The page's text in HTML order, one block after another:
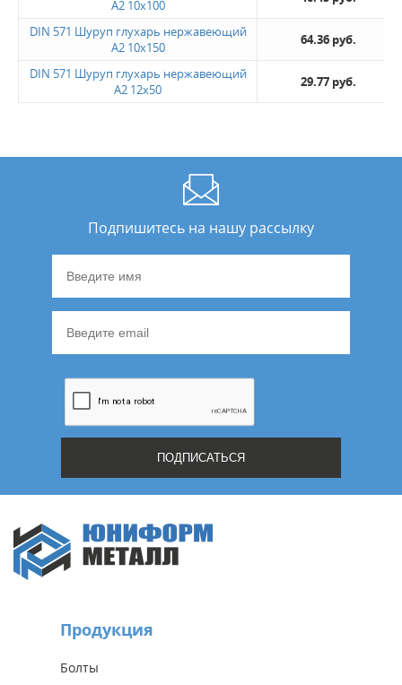
А2 10х100
DIN 571 Шуруп глухарь нержавеющий
А2 10х150
64.36 руб.
DIN 571 Шуруп глухарь нержавеющий
А2 12х50
29.77 руб.
Подпишитесь на нашу рассылку
Продукция
Болты